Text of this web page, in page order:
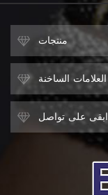
منتجات
العلامات الساخنة
ابقى على تواصل